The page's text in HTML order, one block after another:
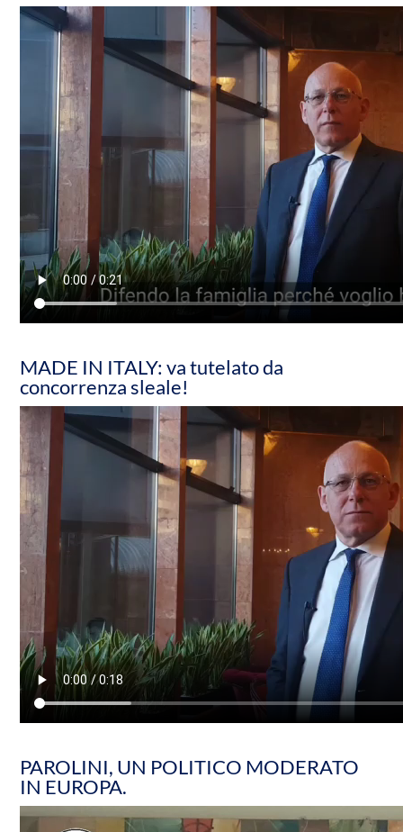
MADE IN ITALY: va tutelato da
concorrenza sleale!
PAROLINI, UN POLITICO MODERATO
IN EUROPA.